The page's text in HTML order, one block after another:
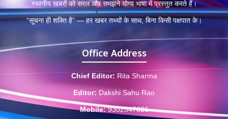
स्थानीय खबरों को सरल और समझने योग्य भाषा में प्रस्तुत करते हैं।
“सूचना ही शक्ति है” — हर खबर तथ्यों के साथ, बिना किसी पक्षपात के।
Office Address
Chief Editor: Rita Sharma
Editor: Dakshi Sahu Rao
Mobile: 9302547826